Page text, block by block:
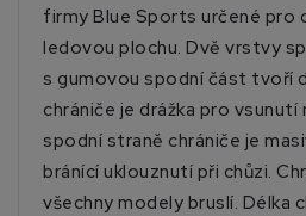
firmy Blue Sports určené pro
ledovou plochu. Dvě vrstvy
s gumovou spodní část tvoří
chrániče je drážka pro vsunutí
spodní straně chrániče je
bránící uklouznutí při chůzi.
všechny modely bruslí. Délka